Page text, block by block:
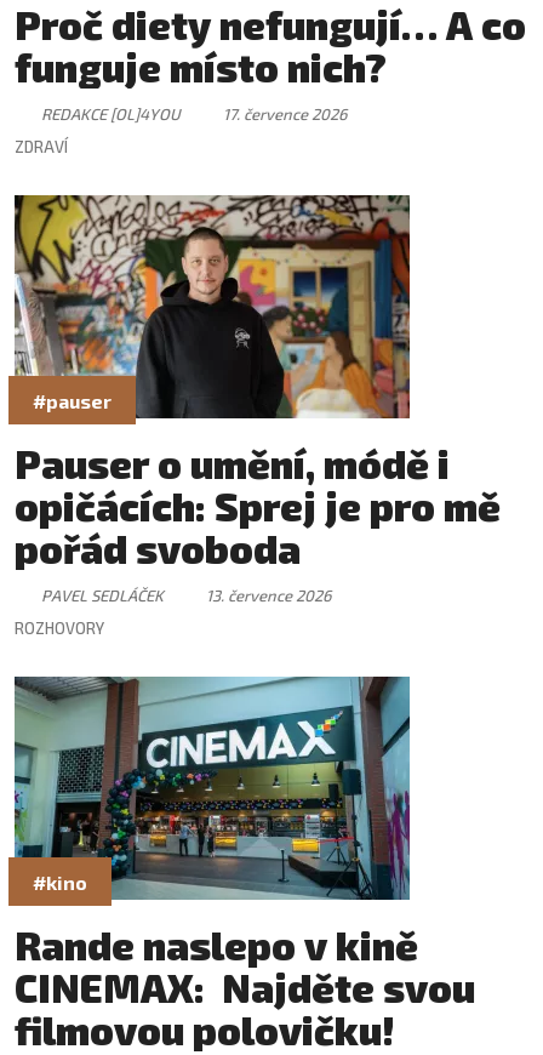
Proč diety nefungují… A co
funguje místo nich?
REDAKCE [OL]4YOU
17. července 2026
ZDRAVÍ
#pauser
Pauser o umění, módě i
opičácích: Sprej je pro mě
pořád svoboda
PAVEL SEDLÁČEK
13. července 2026
ROZHOVORY
#kino
Rande naslepo v kině
CINEMAX: Najděte svou
filmovou polovičku!